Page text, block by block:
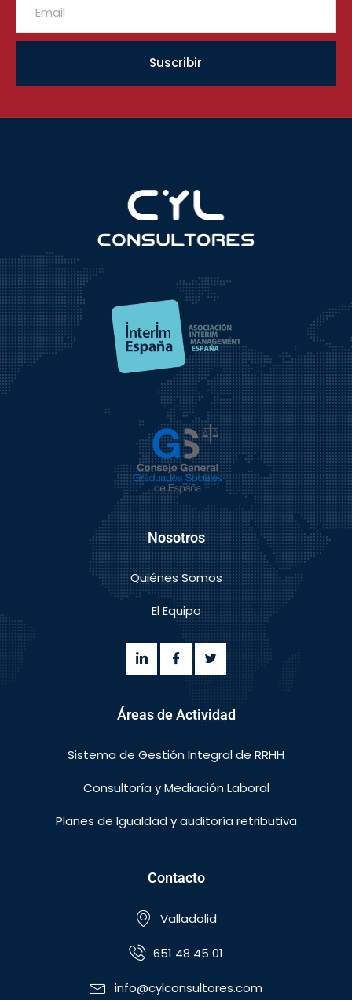
Suscribir
Nosotros
Quiénes Somos
El Equipo
Áreas de Actividad
Sistema de Gestión Integral de RRHH
Consultoría y Mediación Laboral
Planes de Igualdad y auditoría retributiva
Contacto
Valladolid
651 48 45 01
info@cylconsultores.com